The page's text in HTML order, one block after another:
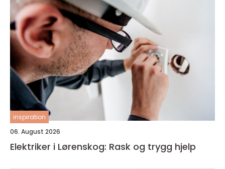
inspiration
06. August 2026
Elektriker i Lørenskog: Rask og trygg hjelp